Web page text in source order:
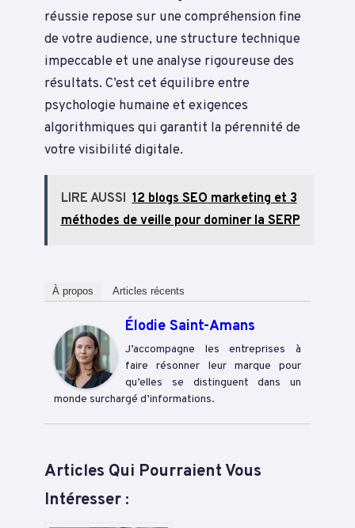
réussie repose sur une compréhension fine
de votre audience, une structure technique
impeccable et une analyse rigoureuse des
résultats. C’est cet équilibre entre
psychologie humaine et exigences
algorithmiques qui garantit la pérennité de
votre visibilité digitale.
LIRE AUSSI 12 blogs SEO marketing et 3
méthodes de veille pour dominer la SERP
À propos Articles récents
Élodie Saint-Amans
J’accompagne les entreprises à
faire résonner leur marque pour
qu’elles se distinguent dans un
monde surchargé d’informations.
Articles Qui Pourraient Vous
Intéresser :